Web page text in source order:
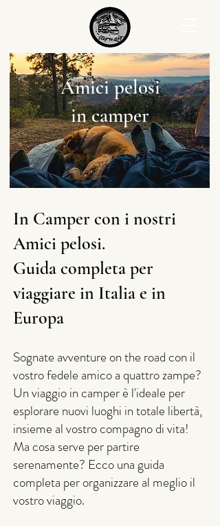
Amici pelosi
in camper
In Camper con i nostri
Amici pelosi.
Guida completa per
viaggiare in Italia e in
Europa
Sognate avventure on the road con il
vostro fedele amico a quattro zampe?
Un viaggio in camper è l'ideale per
esplorare nuovi luoghi in totale libertà,
insieme al vostro compagno di vita!
Ma cosa serve per partire
serenamente? Ecco una guida
completa per organizzare al meglio il
vostro viaggio.